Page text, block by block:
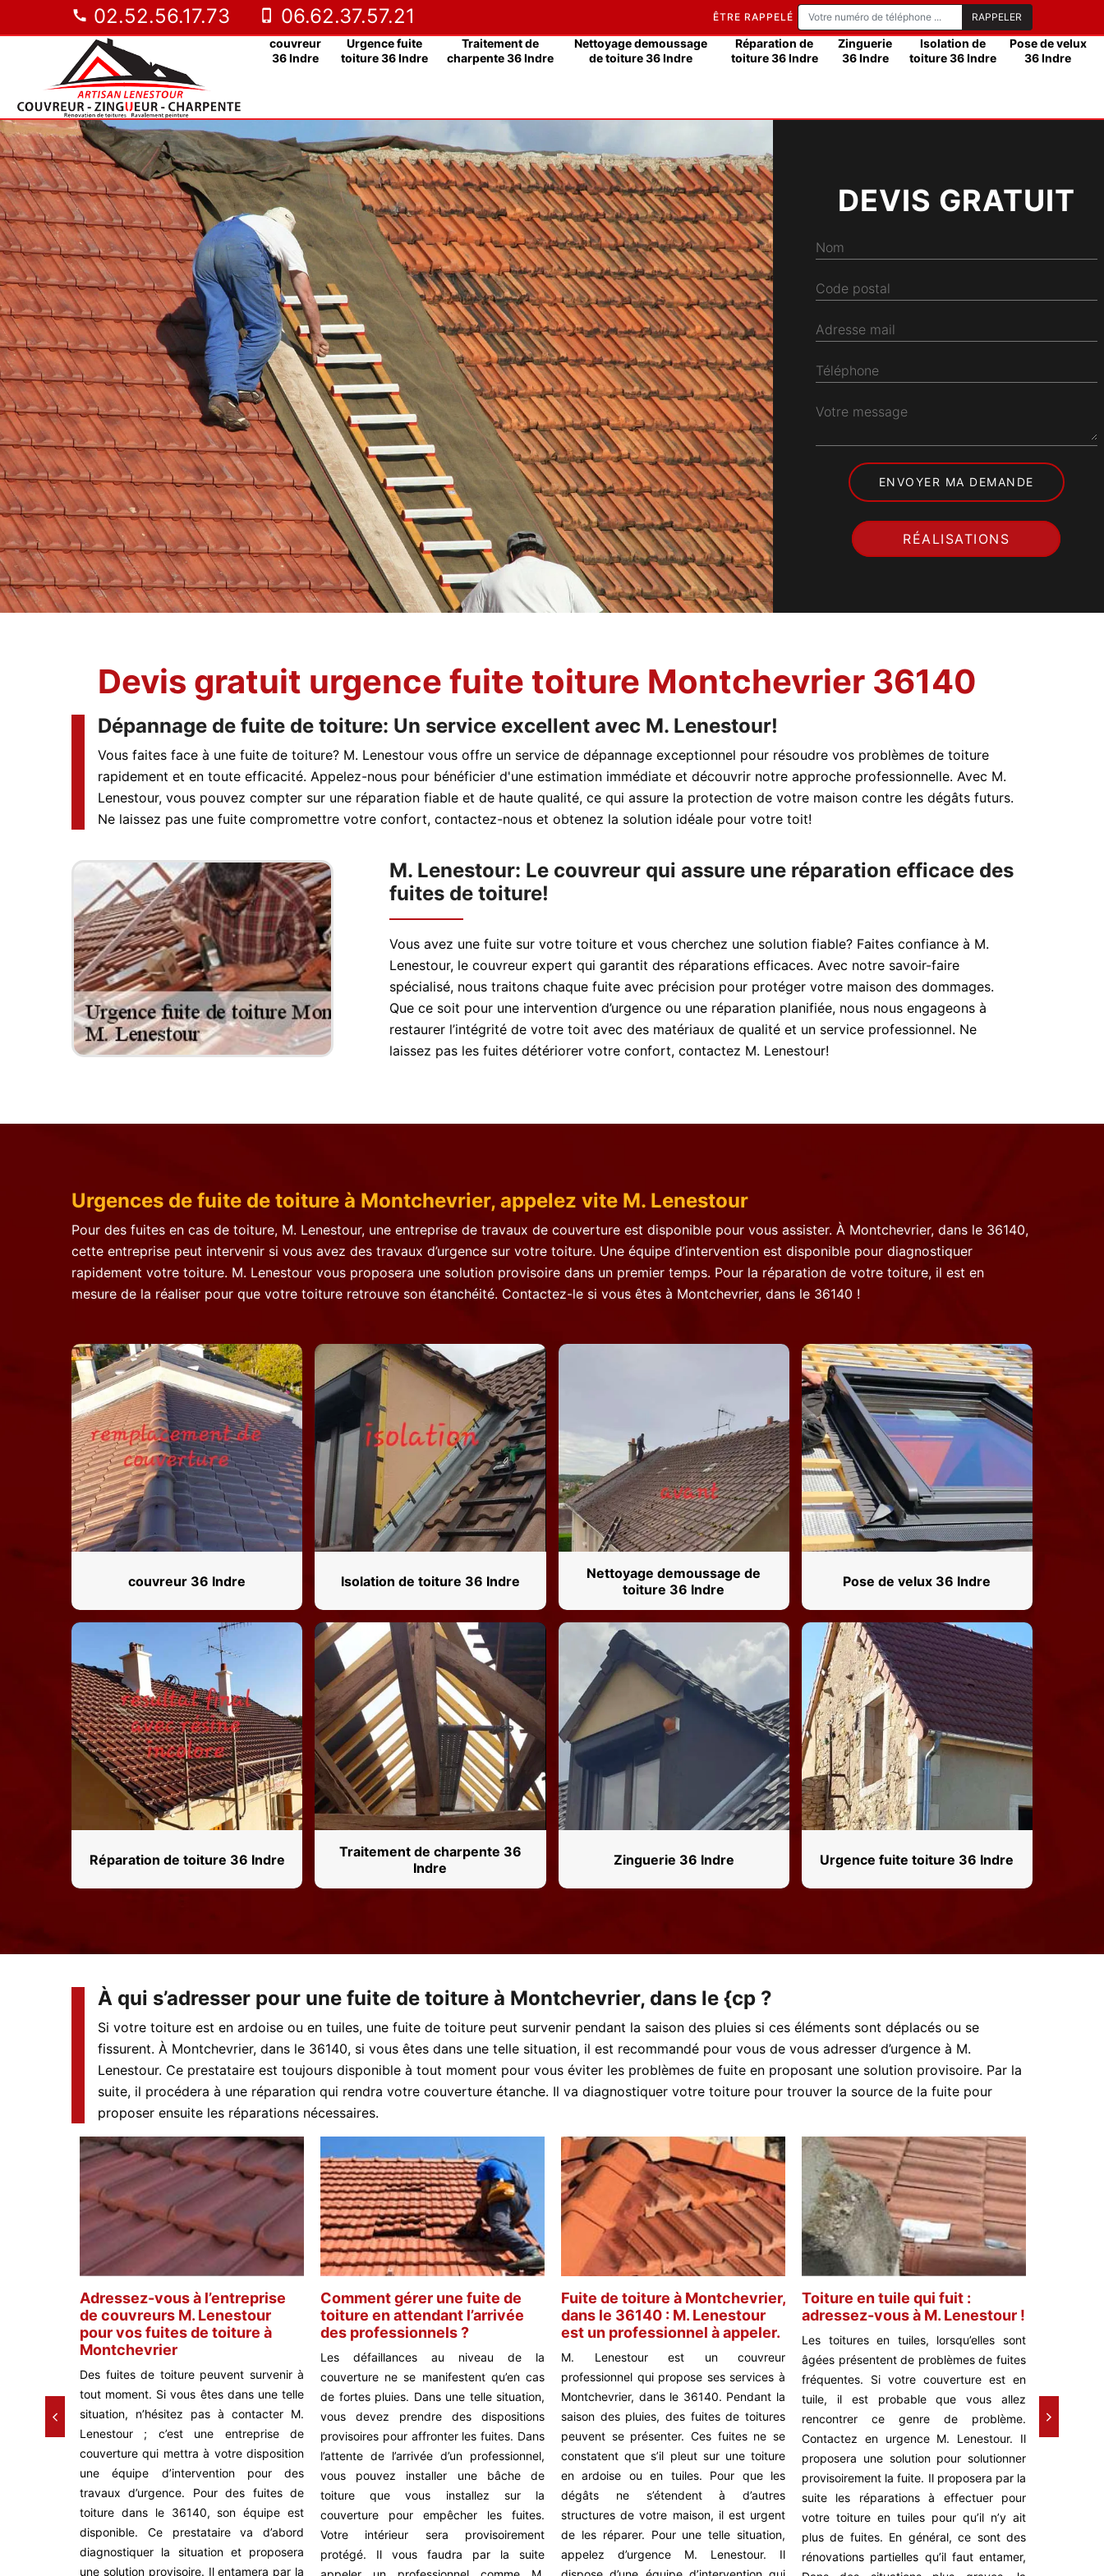
02.52.56.17.73 06.62.37.57.21 ÊTRE RAPPELÉ
couvreur
36 Indre
Urgence fuite
toiture 36 Indre
Traitement de
charpente 36 Indre
Nettoyage demoussage
de toiture 36 Indre
Réparation de
toiture 36 Indre
Zinguerie
36 Indre
Isolation de
toiture 36 Indre
Pose de velux
36 Indre
DEVIS GRATUIT
Nom
Code postal
Adresse mail
Téléphone
Votre message
RÉALISATIONS
Devis gratuit urgence fuite toiture Montchevrier 36140
Dépannage de fuite de toiture: Un service excellent avec M. Lenestour!
Vous faites face à une fuite de toiture? M. Lenestour vous offre un service de dépannage exceptionnel pour résoudre vos problèmes de toiture
rapidement et en toute efficacité. Appelez-nous pour bénéficier d'une estimation immédiate et découvrir notre approche professionnelle. Avec M.
Lenestour, vous pouvez compter sur une réparation fiable et de haute qualité, ce qui assure la protection de votre maison contre les dégâts futurs.
Ne laissez pas une fuite compromettre votre confort, contactez-nous et obtenez la solution idéale pour votre toit!
M. Lenestour: Le couvreur qui assure une réparation efficace des
fuites de toiture!
Vous avez une fuite sur votre toiture et vous cherchez une solution fiable? Faites confiance à M.
Lenestour, le couvreur expert qui garantit des réparations efficaces. Avec notre savoir-faire
spécialisé, nous traitons chaque fuite avec précision pour protéger votre maison des dommages.
Que ce soit pour une intervention d’urgence ou une réparation planifiée, nous nous engageons à
restaurer l’intégrité de votre toit avec des matériaux de qualité et un service professionnel. Ne
laissez pas les fuites détériorer votre confort, contactez M. Lenestour!
Urgences de fuite de toiture à Montchevrier, appelez vite M. Lenestour
Pour des fuites en cas de toiture, M. Lenestour, une entreprise de travaux de couverture est disponible pour vous assister. À Montchevrier, dans le 36140,
cette entreprise peut intervenir si vous avez des travaux d’urgence sur votre toiture. Une équipe d’intervention est disponible pour diagnostiquer
rapidement votre toiture. M. Lenestour vous proposera une solution provisoire dans un premier temps. Pour la réparation de votre toiture, il est en
mesure de la réaliser pour que votre toiture retrouve son étanchéité. Contactez-le si vous êtes à Montchevrier, dans le 36140 !
couvreur 36 Indre Isolation de toiture 36 Indre
Nettoyage demoussage de
toiture 36 Indre
Pose de velux 36 Indre
Réparation de toiture 36 Indre
Traitement de charpente 36
Indre
Zinguerie 36 Indre Urgence fuite toiture 36 Indre
À qui s’adresser pour une fuite de toiture à Montchevrier, dans le {cp ?
Si votre toiture est en ardoise ou en tuiles, une fuite de toiture peut survenir pendant la saison des pluies si ces éléments sont déplacés ou se
fissurent. À Montchevrier, dans le 36140, si vous êtes dans une telle situation, il est recommandé pour vous de vous adresser d’urgence à M.
Lenestour. Ce prestataire est toujours disponible à tout moment pour vous éviter les problèmes de fuite en proposant une solution provisoire. Par la
suite, il procédera à une réparation qui rendra votre couverture étanche. Il va diagnostiquer votre toiture pour trouver la source de la fuite pour
proposer ensuite les réparations nécessaires.
fuites,
assuré
dans les
Adressez-vous à l’entreprise
de couvreurs M. Lenestour
pour vos fuites de toiture à
Montchevrier
Des fuites de toiture peuvent survenir à
tout moment. Si vous êtes dans une telle
situation, n’hésitez pas à contacter M.
Lenestour ; c’est une entreprise de
couverture qui mettra à votre disposition
une équipe d’intervention pour des
travaux d’urgence. Pour des fuites de
toiture dans le 36140, son équipe est
disponible. Ce prestataire va d’abord
diagnostiquer la situation et proposera
une solution provisoire. Il entamera par la
Comment gérer une fuite de
toiture en attendant l’arrivée
des professionnels ?
Les défaillances au niveau de la
couverture ne se manifestent qu’en cas
de fortes pluies. Dans une telle situation,
vous devez prendre des dispositions
provisoires pour affronter les fuites. Dans
l’attente de l’arrivée d’un professionnel,
vous pouvez installer une bâche de
toiture que vous installez sur la
couverture pour empêcher les fuites.
Votre intérieur sera provisoirement
protégé. Il vous faudra par la suite
Fuite de toiture à Montchevrier,
dans le 36140 : M. Lenestour
est un professionnel à appeler.
M. Lenestour est un couvreur
professionnel qui propose ses services à
Montchevrier, dans le 36140. Pendant la
saison des pluies, des fuites de toitures
peuvent se présenter. Ces fuites ne se
constatent que s’il pleut sur une toiture
en ardoise ou en tuiles. Pour que les
dégâts ne s’étendent à d’autres
structures de votre maison, il est urgent
de les réparer. Pour une telle situation,
appelez d’urgence M. Lenestour. Il
Toiture en tuile qui fuit :
adressez-vous à M. Lenestour !
Les toitures en tuiles, lorsqu’elles sont
âgées présentent de problèmes de fuites
fréquentes. Si votre couverture est en
tuile, il est probable que vous allez
rencontrer ce genre de problème.
Contactez en urgence M. Lenestour. Il
proposera une solution pour solutionner
provisoirement la fuite. Il proposera par la
suite les réparations à effectuer pour
votre toiture en tuiles pour qu’il n’y ait
plus de fuites. En général, ce sont des
rénovations partielles qu’il faut entamer,
Contactez
pour une
fuites de